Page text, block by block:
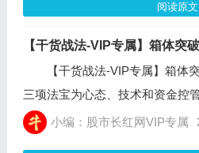
通盘的比例。一般主力持有的基
45%-50%，剩余的55%-50%在市
阅读原文
【干货战法-VIP专属】箱体突
【干货战法-VIP专属】箱体
三项法宝为心态、技术和资金控管。 在操作股市时，
者需要保持平常心态，不要被市
小编：股市长红网VIP专属